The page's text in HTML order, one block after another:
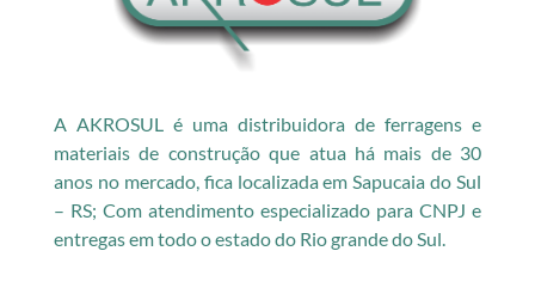
A AKROSUL é uma distribuidora de ferragens e
materiais de construção que atua há mais de 30
anos no mercado, fica localizada em Sapucaia do Sul
– RS; Com atendimento especializado para CNPJ e
entregas em todo o estado do Rio grande do Sul.